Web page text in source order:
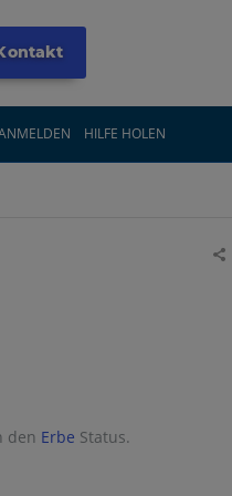
HILFE HOLEN
den Erbe Status.